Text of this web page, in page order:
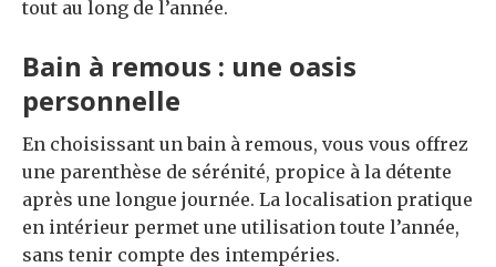
tout au long de l’année.
Bain à remous : une oasis
personnelle
En choisissant un bain à remous, vous vous offrez
une parenthèse de sérénité, propice à la détente
après une longue journée. La localisation pratique
en intérieur permet une utilisation toute l’année,
sans tenir compte des intempéries.